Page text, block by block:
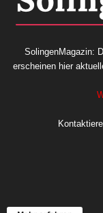
SolingenMagazin:
erscheinen hier